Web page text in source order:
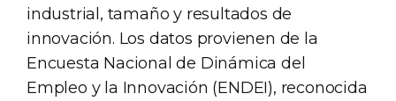
industrial, tamaño y resultados de
innovación. Los datos provienen de la
Encuesta Nacional de Dinámica del
Empleo y la Innovación (ENDEI), reconocida